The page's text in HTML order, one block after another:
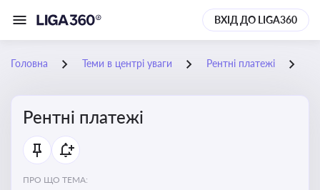
ВХІД ДО LIGA360
Головна Теми в центрі уваги Рентні платежі
Рентні платежі
ПРО ЩО ТЕМА: